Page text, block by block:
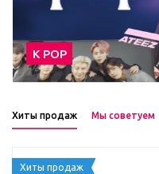
К POP
Хиты продаж Мы советуем
Хиты продаж